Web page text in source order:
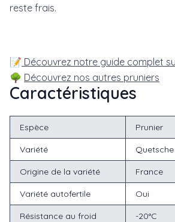
reste frais.
📝 Découvrez notre guide complet
🌳 Découvrez nos autres pruniers
Caractéristiques
Espèce Prunier
Variété Quetsche
Origine de la variété France
Variété autofertile Oui
Résistance au froid -20°C